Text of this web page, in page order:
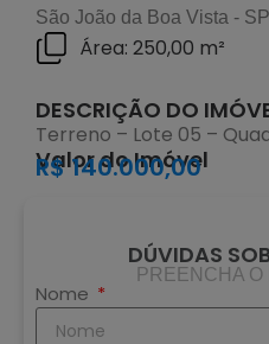
São João da Boa Vista - SP
Área: 250,00 m²
DESCRIÇÃO DO
Terreno – Lote 05 –
Valor do Imóvel
R$ 140.000,00
DÚVIDAS
PREENCHA
Nome